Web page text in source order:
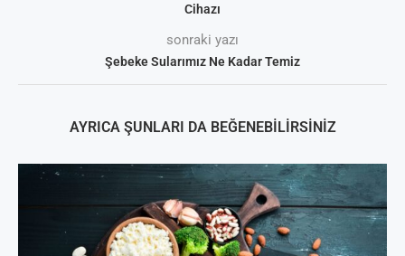
Cihazı
sonraki yazı
Şebeke Sularımız Ne Kadar Temiz
AYRICA ŞUNLARI DA BEĞENEBILIRSINIZ